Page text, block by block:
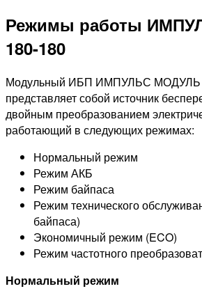
Режимы работы
180-180
Модульный ИБП ИМПУЛЬС МОДУЛЬ
представляет собой источник
двойным преобразованием
работающий в следующих режимах:
Нормальный режим
Режим АКБ
Режим байпаса
Режим технического
байпаса)
Экономичный режим (ECO)
Режим частотного
Нормальный режим